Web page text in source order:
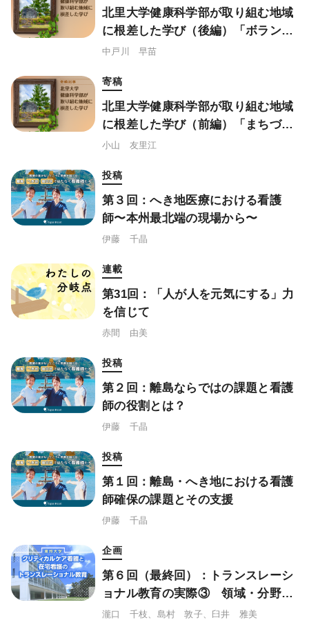
北里大学健康科学部が取り組む地域
に根差した学び（後編）「ボランテ
ィア活動論」
中戸川 早苗
寄稿
北里大学健康科学部が取り組む地域
に根差した学び（前編）「まちづく
り論」
小山 友里江
投稿
第３回：へき地医療における看護
師〜本州最北端の現場から〜
伊藤 千晶
連載
第31回：「人が人を元気にする」力
を信じて
赤間 由美
投稿
第２回：離島ならではの課題と看護
師の役割とは？
伊藤 千晶
投稿
第１回：離島・へき地における看護
師確保の課題とその支援
伊藤 千晶
企画
第６回（最終回）：トランスレーシ
ョナル教育の実際③ 領域・分野横
断研究の取り組み
瀧口 千枝、島村 敦子、臼井 雅美